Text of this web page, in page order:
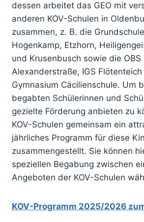
dessen arbeitet das GEO mit
anderen KOV-Schulen in
zusammen, z. B. die
Hogenkamp, Etzhorn,
und Krusenbusch sowie die OBS
Alexanderstraße, IGS
Gymnasium Cäcilienschule. Um
begabten Schülerinnen und
gezielte Förderung anbieten zu
KOV-Schulen gemeinsam ein
jährliches Programm für diese
zusammengestellt. Sie können
speziellen Begabung zwischen
Angeboten der KOV-Schulen
KOV-Programm 2025/2026